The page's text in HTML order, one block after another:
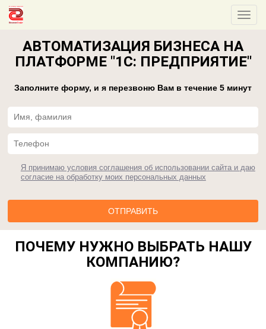
АВТОМАТИЗАЦИЯ БИЗНЕСА НА
ПЛАТФОРМЕ "1С: ПРЕДПРИЯТИЕ"
Заполните форму, и я перезвоню Вам в течение 5 минут
Я принимаю условия соглашения об использовании сайта и даю
согласие на обработку моих персональных данных
ПОЧЕМУ НУЖНО ВЫБРАТЬ НАШУ
КОМПАНИЮ?